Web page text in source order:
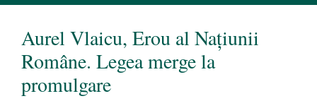
Aurel Vlaicu, Erou al Națiunii
Române. Legea merge la
promulgare